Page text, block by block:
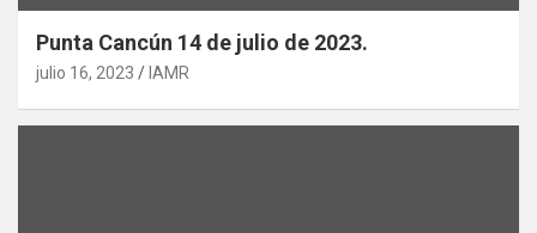
Punta Cancún 14 de julio de 2023.
julio 16, 2023 IAMR